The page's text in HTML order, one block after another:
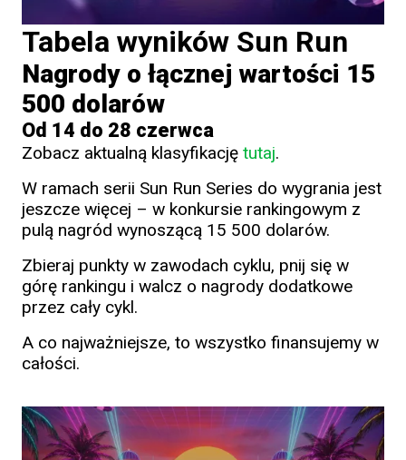
Tabela wyników Sun Run
Nagrody o łącznej wartości 15
500 dolarów
Od 14 do 28 czerwca
Zobacz aktualną klasyfikację tutaj.
W ramach serii Sun Run Series do wygrania jest
jeszcze więcej – w konkursie rankingowym z
pulą nagród wynoszącą 15 500 dolarów.
Zbieraj punkty w zawodach cyklu, pnij się w
górę rankingu i walcz o nagrody dodatkowe
przez cały cykl.
A co najważniejsze, to wszystko finansujemy w
całości.